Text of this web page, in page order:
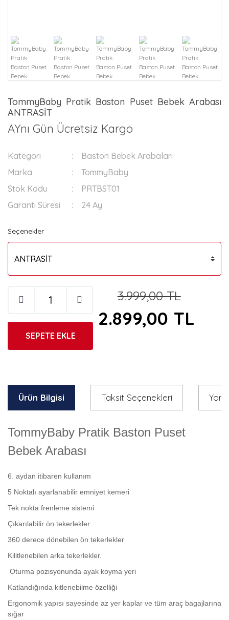
TommyBaby Pratik Baston Puset Bebek Arabası
ANTRASİT
AYnı Gün Ücretsiz Kargo
Kategori
Baston Bebek Arabaları
Marka
TommyBaby
Stok Kodu
PRTBST01
Garanti Süresi
24 Ay
Seçenekler
3.999,00 TL
2.899,00 TL
SEPETE EKLE
Ürün Bilgisi Taksit Seçenekleri
TommyBaby Pratik Baston Puset
Bebek Arabası
6. aydan itibaren kullanım
5 Noktalı ayarlanabilir emniyet kemeri
Tek nokta frenleme sistemi
Çıkarılabilir ön tekerlekler
360 derece dönebilen ön tekerlekler
Kilitlenebilen arka tekerlekler.
Oturma pozisyonunda ayak koyma yeri
Katlandığında kitlenebilme özelliği
Ergonomik yapısı sayesinde az yer kaplar ve tüm araç bagajlarına
sığar